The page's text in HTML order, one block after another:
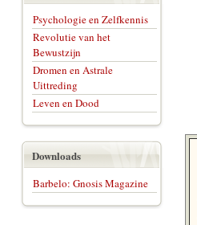
Psychologie en Zelfkennis
Revolutie van het
Bewustzijn
Dromen en Astrale
Uittreding
Leven en Dood
Downloads
Barbelo: Gnosis Magazine